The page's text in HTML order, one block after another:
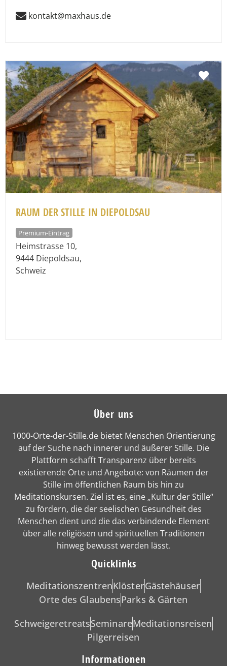
kontakt@maxhaus.de
RAUM DER STILLE IN DIEPOLDSAU
Premium-Eintrag
Heimstrasse 10,
9444 Diepoldsau,
Schweiz
Über uns
1000-Orte-der-Stille.de bietet Menschen Orientierung
auf der Suche nach innerer und äußerer Stille. Die
Plattform schafft Transparenz über bereits
existierende Orte und Angebote: von Räumen der
Stille im öffentlichen Raum bis hin zu
Meditationskursen. Ziel ist es, eine „Kultur der Stille“
zu fördern, die der seelischen Gesundheit des
Menschen dient und die das verbindende Element
über alle religiösen und spirituellen Traditionen
hinweg bewusst werden lässt.
Quicklinks
MeditationszentrenKlösterGästehäuser
Orte des GlaubensParks & Gärten
SchweigeretreatsSeminareMeditationsreisen
Pilgerreisen
Informationen